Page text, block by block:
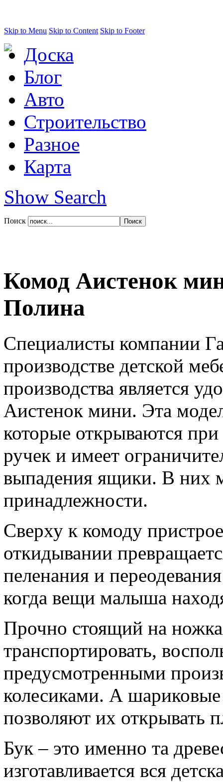
Skip to Menu Skip to Content Skip to Footer
Доска
Блог
Авто
Строительство
Разное
Карта
Show Search
Поиск
Комод Аистенок
Полина
Специалисты компании
производстве детской
производства является
Аистенок мини. Эта
которые открываются
ручек и имеет
выпадения ящики. В них
принадлежности.
Сверху к комоду
откидывании
пеленания и
когда вещи малыша
Прочно стоящий на
транспортировать,
предусмотренными
колесиками. А
позволяют их открывать
Бук – это именно та
изготавливается вся